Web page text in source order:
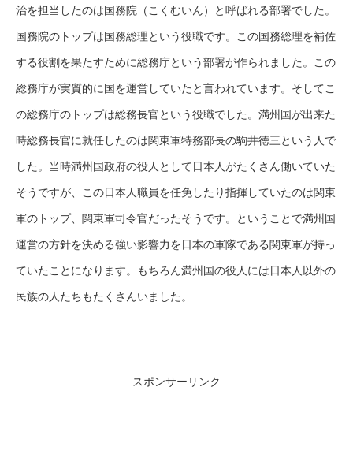
治を担当したのは国務院（こくむいん）と呼ばれる部署でした。
国務院のトップは国務総理という役職です。この国務総理を補佐
する役割を果たすために総務庁という部署が作られました。この
総務庁が実質的に国を運営していたと言われています。そしてこ
の総務庁のトップは総務長官という役職でした。満州国が出来た
時総務長官に就任したのは関東軍特務部長の駒井徳三という人で
した。当時満州国政府の役人として日本人がたくさん働いていた
そうですが、この日本人職員を任免したり指揮していたのは関東
軍のトップ、関東軍司令官だったそうです。ということで満州国
運営の方針を決める強い影響力を日本の軍隊である関東軍が持っ
ていたことになります。もちろん満州国の役人には日本人以外の
民族の人たちもたくさんいました。
スポンサーリンク